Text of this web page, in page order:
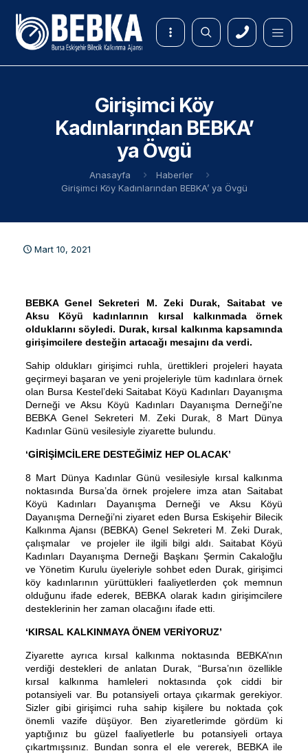
Girişimci Köy
Kadınlarından BEBKA’
ya Övgü
Anasayfa
Haberler
Girişimci Köy Kadınlarından BEBKA’ ya Övgü
Mart 10, 2021
BEBKA Genel Sekreteri M. Zeki Durak, Saitabat ve
Aksu Köyü kadınlarının kırsal kalkınmada örnek
olduklarını söyledi. Durak, kırsal kalkınma kapsamında
girişimcilere desteğin artacağı mesajını da verdi.
Sahip oldukları girişimci ruhla, ürettikleri projeleri hayata
geçirmeyi başaran ve yeni projeleriyle tüm kadınlara örnek
olan Bursa Kestel’deki Saitabat Köyü Kadınları Dayanışma
Derneği ve Aksu Köyü Kadınları Dayanışma Derneği’ne
BEBKA Genel Sekreteri M. Zeki Durak, 8 Mart Dünya
Kadınlar Günü vesilesiyle ziyarette bulundu.
‘GİRİŞİMCİLERE DESTEĞİMİZ HEP OLACAK’
8 Mart Dünya Kadınlar Günü vesilesiyle kırsal kalkınma
noktasında Bursa’da örnek projelere imza atan Saitabat
Köyü Kadınları Dayanışma Derneği ve Aksu Köyü
Dayanışma Derneği’ni ziyaret eden Bursa Eskişehir Bilecik
Kalkınma Ajansı (BEBKA) Genel Sekreteri M. Zeki Durak,
çalışmalar ve projeler ile ilgili bilgi aldı. Saitabat Köyü
Kadınları Dayanışma Derneği Başkanı Şermin Cakaloğlu
ve Yönetim Kurulu üyeleriyle sohbet eden Durak, girişimci
köy kadınlarının yürüttükleri faaliyetlerden çok memnun
olduğunu ifade ederek, BEBKA olarak kadın girişimcilere
desteklerinin her zaman olacağını ifade etti.
‘KIRSAL KALKINMAYA ÖNEM VERİYORUZ’
Ziyarette ayrıca kırsal kalkınma noktasında BEBKA’nın
verdiği destekleri de anlatan Durak, “Bursa’nın özellikle
kırsal kalkınma hamleleri noktasında çok ciddi bir
potansiyeli var. Bu potansiyeli ortaya çıkarmak gerekiyor.
Sizler gibi girişimci ruha sahip kişilere bu noktada çok
önemli vazife düşüyor. Ben ziyaretlerimde gördüm ki
yaptığınız bu güzel faaliyetlerle bu potansiyeli ortaya
çıkartmışsınız. Bundan sonra el ele vererek, BEBKA ile